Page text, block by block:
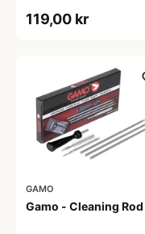
119,00 kr
GAMO
Gamo - Cleaning Rod